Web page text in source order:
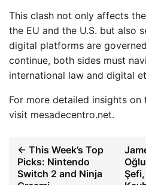
This clash not only affects
the EU and the U.S. but also
digital platforms are
continue, both sides must
international law and digital
For more detailed insights
visit mesadecentro.net.
← This Week’s Top
Picks: Nintendo
Switch 2 and Ninja
Şefi,